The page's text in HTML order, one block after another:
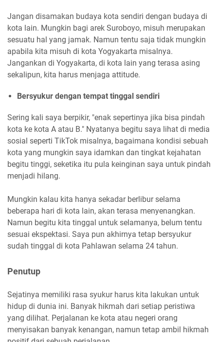
Jangan disamakan budaya kota sendiri dengan budaya di
kota lain. Mungkin bagi arek Suroboyo, misuh merupakan
sesuatu hal yang jamak. Namun tentu saja tidak mungkin
apabila kita misuh di kota Yogyakarta misalnya.
Jangankan di Yogyakarta, di kota lain yang terasa asing
sekalipun, kita harus menjaga attitude.
Bersyukur dengan tempat tinggal sendiri
Sering kali saya berpikir, "enak sepertinya jika bisa pindah
kota ke kota A atau B." Nyatanya begitu saya lihat di media
sosial seperti TikTok misalnya, bagaimana kondisi sebuah
kota yang mungkin saya idamkan dan tingkat kejahatan
begitu tinggi, seketika itu pula keinginan saya untuk pindah
menjadi hilang.
Mungkin kalau kita hanya sekadar berlibur selama
beberapa hari di kota lain, akan terasa menyenangkan.
Namun begitu kita tinggal untuk selamanya, belum tentu
sesuai ekspektasi. Saya pun akhirnya tetap bersyukur
sudah tinggal di kota Pahlawan selama 24 tahun.
Penutup
Sejatinya memiliki rasa syukur harus kita lakukan untuk
hidup di dunia ini. Banyak hikmah dari setiap peristiwa
yang dilihat. Perjalanan ke kota atau negeri orang
menyisakan banyak kenangan, namun tetap ambil hikmah